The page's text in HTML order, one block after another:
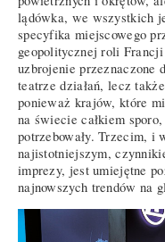
lądówka, we wszystkich
specyfika miejscowego
geopolitycznej roli
uzbrojenie przeznaczone
teatrze działań, lecz
ponieważ krajów, które
na świecie całkiem
potrzebowały. Trzecim, i
najistotniejszym,
imprezy, jest umiejętne
najnowszych trendów na